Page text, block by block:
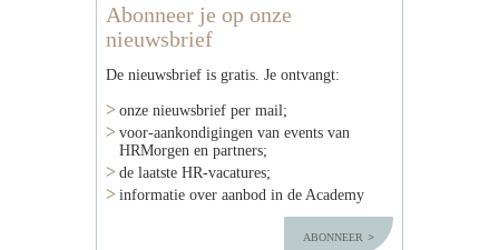
Abonneer je op onze
nieuwsbrief
De nieuwsbrief is gratis. Je ontvangt:
onze nieuwsbrief per mail;
voor-aankondigingen van events van
HRMorgen en partners;
de laatste HR-vacatures;
informatie over aanbod in de Academy
abonneer